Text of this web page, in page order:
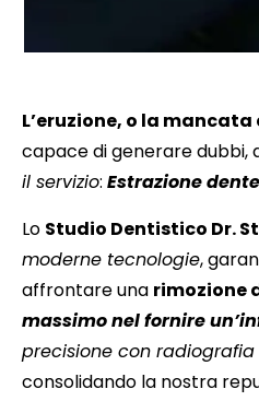
L’eruzione, o la
capace di generare dubbi,
il servizio:Estrazione
Lo Studio Dentistico Dr.
moderne tecnologie,
affrontare una rimozione
massimo nel fornire
precisione con radiografia
consolidando la nostra